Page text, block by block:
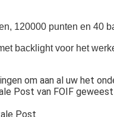
120000 punten en 40
backlight voor het
om aan al uw het
Post van FOIF
Post